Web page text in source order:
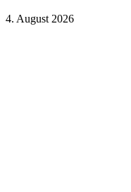
4. August 2026